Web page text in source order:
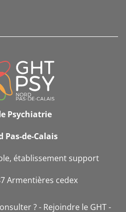
Psychiatrie
Pas-de-Calais
établissement support
Armentières cedex
? Rejoindre le GHT